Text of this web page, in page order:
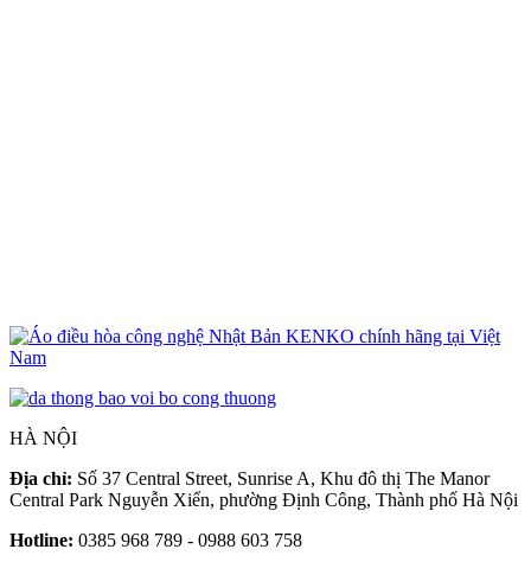
HÀ NỘI
Địa chỉ: Số 37 Central Street, Sunrise A, Khu đô thị The Manor
Central Park Nguyễn Xiển, phường Định Công, Thành phố Hà Nội
Hotline: 0385 968 789 - 0988 603 758